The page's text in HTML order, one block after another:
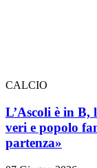
CALCIO
L’Ascoli è in
veri e popolo
partenza»